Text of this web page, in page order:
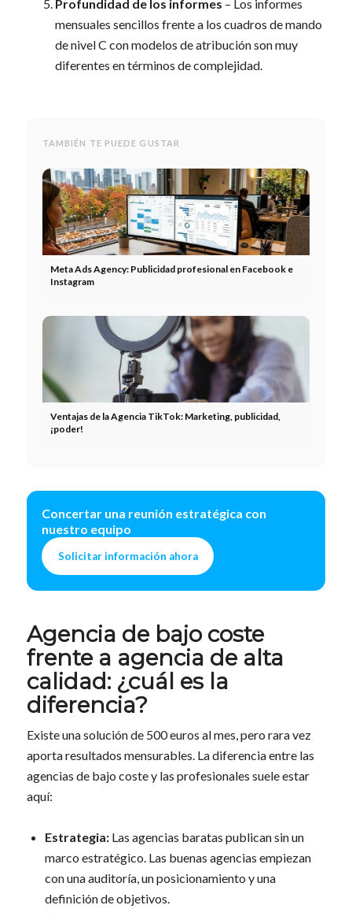
Profundidad de los informes – Los informes
mensuales sencillos frente a los cuadros de mando
de nivel C con modelos de atribución son muy
diferentes en términos de complejidad.
TAMBIÉN TE PUEDE GUSTAR
Meta Ads Agency: Publicidad profesional en Facebook e
Instagram
Ventajas de la Agencia TikTok: Marketing, publicidad,
¡poder!
Concertar una reunión estratégica con
nuestro equipo
Solicitar información ahora
Agencia de bajo coste
frente a agencia de alta
calidad: ¿cuál es la
diferencia?
Existe una solución de 500 euros al mes, pero rara vez
aporta resultados mensurables. La diferencia entre las
agencias de bajo coste y las profesionales suele estar
aquí:
Estrategia:Las agencias baratas publican sin un
marco estratégico. Las buenas agencias empiezan
con una auditoría, un posicionamiento y una
definición de objetivos.